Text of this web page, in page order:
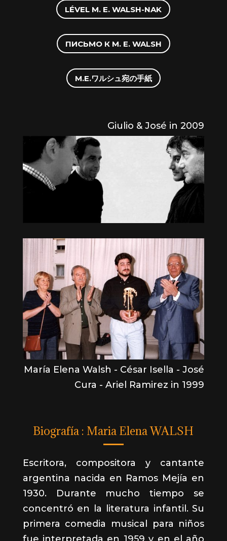
LÉVEL M. E. WALSH-NAK
ПИСЬМО К М. E. WALSH
M.E.ワルシュ宛の手紙
Giulio & José in 2009
María Elena Walsh - César Isella - José
Cura - Ariel Ramirez in 1999
Biografía : Maria Elena WALSH
Escritora, compositora y cantante
argentina nacida en Ramos Mejía en
1930. Durante mucho tiempo se
concentró en la literatura infantil. Su
primera comedia musical para niños